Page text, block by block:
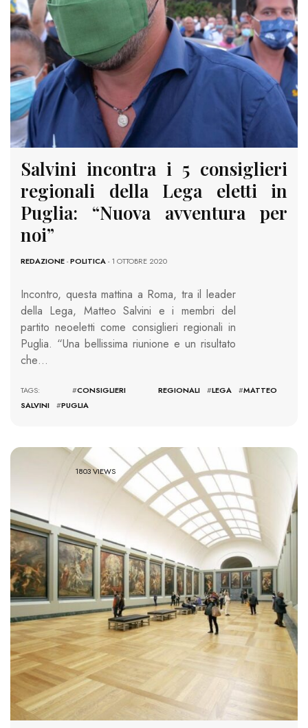
Salvini incontra i 5 consiglieri
regionali della Lega eletti in
Puglia: “Nuova avventura per
noi”
REDAZIONE-POLITICA- 1 OTTOBRE 2020
Incontro, questa mattina a Roma, tra il leader
della Lega, Matteo Salvini e i membri del
partito neoeletti come consiglieri regionali in
Puglia. “Una bellissima riunione e un risultato
che…
TAGS: #CONSIGLIERI REGIONALI #LEGA #MATTEO
SALVINI
#PUGLIA
1803 VIEWS